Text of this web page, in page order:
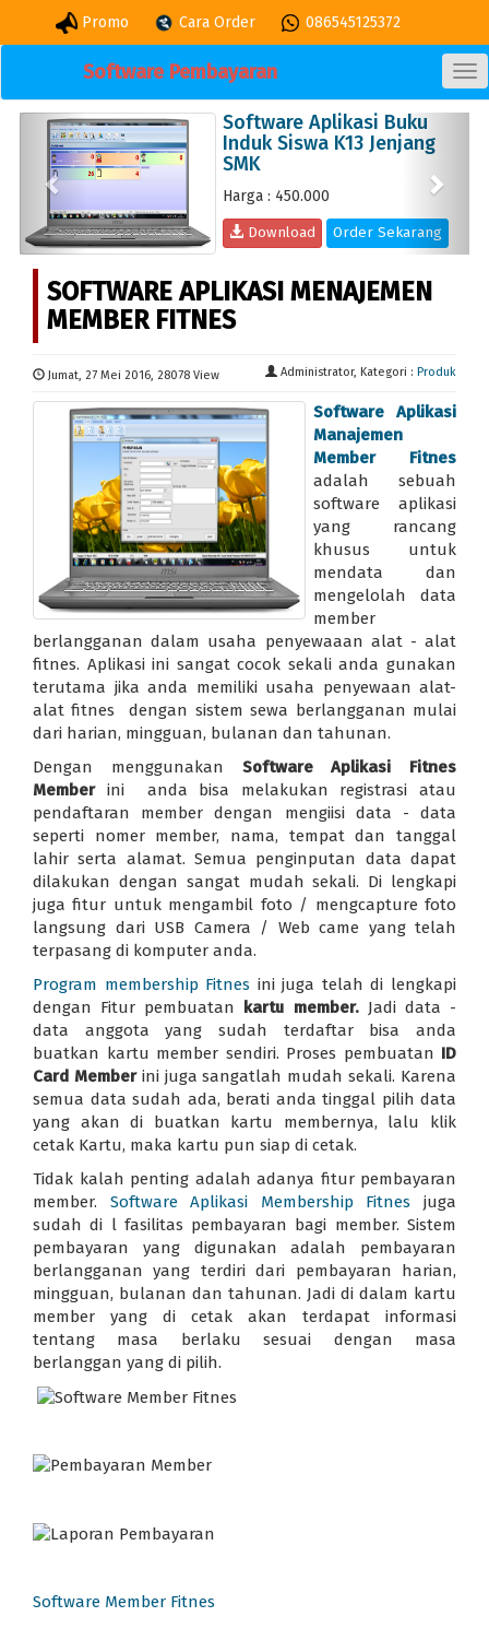
Software Pembayaran
Promo Cara Order 086545125372
Software Aplikasi Buku
Induk Siswa K13 Jenjang
SMK
Harga : 450.000
Download Order Sekarang
Previous
SOFTWARE APLIKASI MENAJEMEN
MEMBER FITNES
Jumat, 27 Mei 2016, 28078 View Administrator, Kategori : Produk
Software Aplikasi
Manajemen
Member Fitnes
adalah sebuah
software aplikasi
yang rancang
khusus untuk
mendata dan
mengelolah data
member
berlangganan dalam usaha penyewaaan alat - alat
fitnes. Aplikasi ini sangat cocok sekali anda gunakan
terutama jika anda memiliki usaha penyewaan alat-
alat fitnes dengan sistem sewa berlangganan mulai
dari harian, mingguan, bulanan dan tahunan.
Dengan menggunakan Software Aplikasi Fitnes
Memberini anda bisa melakukan registrasi atau
pendaftaran member dengan mengiisi data - data
seperti nomer member, nama, tempat dan tanggal
lahir serta alamat. Semua penginputan data dapat
dilakukan dengan sangat mudah sekali. Di lengkapi
juga fitur untuk mengambil foto / mengcapture foto
langsung dari USB Camera / Web came yang telah
terpasang di komputer anda.
Program membership Fitnes ini juga telah di lengkapi
dengan Fitur pembuatan kartu member.Jadi data -
data anggota yang sudah terdaftar bisa anda
buatkan kartu member sendiri. Proses pembuatan ID
Card Memberini juga sangatlah mudah sekali. Karena
semua data sudah ada, berati anda tinggal pilih data
yang akan di buatkan kartu membernya, lalu klik
cetak Kartu, maka kartu pun siap di cetak.
Tidak kalah penting adalah adanya fitur pembayaran
member. Software Aplikasi Membership Fitnes juga
sudah di l fasilitas pembayaran bagi member. Sistem
pembayaran yang digunakan adalah pembayaran
berlangganan yang terdiri dari pembayaran harian,
mingguan, bulanan dan tahunan. Jadi di dalam kartu
member yang di cetak akan terdapat informasi
tentang masa berlaku sesuai dengan masa
berlanggan yang di pilih.
Software Member Fitnes